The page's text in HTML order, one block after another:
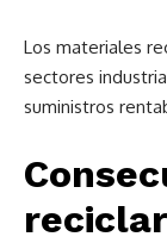
Los materiales
sectores
suministros